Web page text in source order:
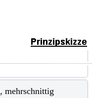
, mehrschnittig